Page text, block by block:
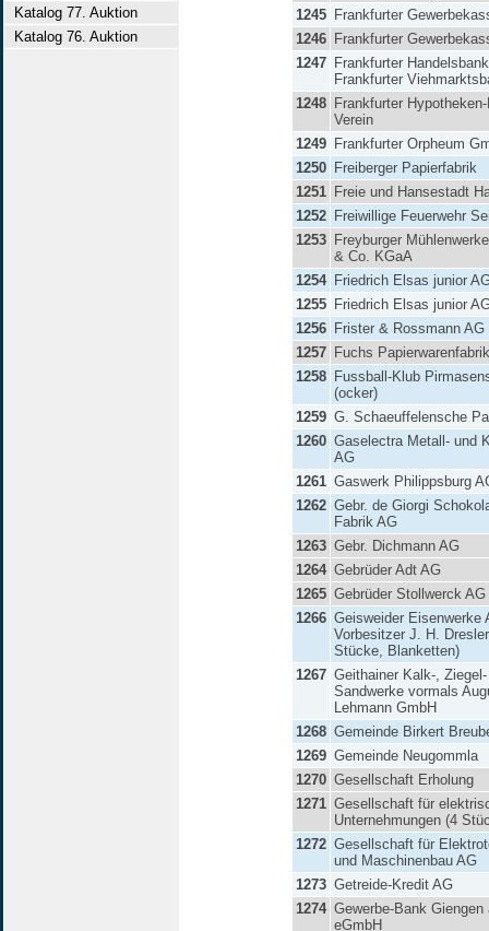
Katalog 77. Auktion
Katalog 76. Auktion
1245 Frankfurter
1246 Frankfurter
1247 Frankfurter
Frankfurter
1248 Frankfurter
Verein
1249 Frankfurter Orpheum
1250 Freiberger Papierfabrik
1251 Freie und Hansestadt
1252 Freiwillige Feuerwehr
1253 Freyburger
& Co. KGaA
1254 Friedrich Elsas junior
1255 Friedrich Elsas junior
1256 Frister & Rossmann AG
1257 Fuchs
1258 Fussball-Klub
(ocker)
1259 G. Schaeuffelensche
1260 Gaselectra Metall- und
AG
1261 Gaswerk Philippsburg
1262 Gebr. de Giorgi
Fabrik AG
1263 Gebr. Dichmann AG
1264 Gebrüder Adt AG
1265 Gebrüder Stollwerck AG
1266 Geisweider Eisenwerke
Vorbesitzer J. H.
Stücke, Blanketten)
1267 Geithainer Kalk-,
Sandwerke vormals
Lehmann GmbH
1268 Gemeinde Birkert
1269 Gemeinde Neugommla
1270 Gesellschaft Erholung
1271 Gesellschaft für
Unternehmungen (4
1272 Gesellschaft für
und Maschinenbau AG
1273 Getreide-Kredit AG
1274 Gewerbe-Bank Giengen
eGmbH